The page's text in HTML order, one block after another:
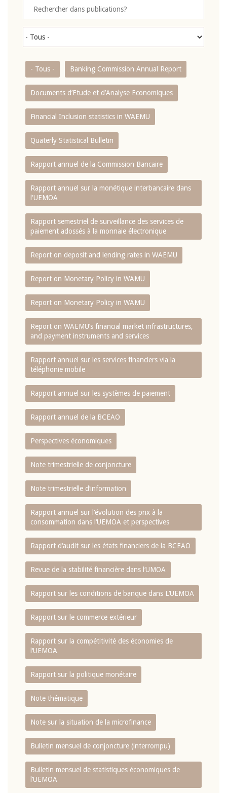
- Tous - Banking Commission Annual Report
Documents d’Etude et d’Analyse Economiques
Financial Inclusion statistics in WAEMU
Quaterly Statistical Bulletin
Rapport annuel de la Commission Bancaire
Rapport annuel sur la monétique interbancaire dans
l'UEMOA
Rapport semestriel de surveillance des services de
paiement adossés à la monnaie électronique
Report on deposit and lending rates in WAEMU
Report on Monetary Policy in WAMU
Report on Monetary Policy in WAMU
Report on WAEMU’s financial market infrastructures,
and payment instruments and services
Rapport annuel sur les services financiers via la
téléphonie mobile
Rapport annuel sur les systèmes de paiement
Rapport annuel de la BCEAO
Perspectives économiques
Note trimestrielle de conjoncture
Note trimestrielle d‘information
Rapport annuel sur l‘évolution des prix à la
consommation dans l‘UEMOA et perspectives
Rapport d‘audit sur les états financiers de la BCEAO
Revue de la stabilité financière dans l‘UMOA
Rapport sur les conditions de banque dans L‘UEMOA
Rapport sur le commerce extérieur
Rapport sur la compétitivité des économies de
l‘UEMOA
Rapport sur la politique monétaire
Note thématique
Note sur la situation de la microfinance
Bulletin mensuel de conjoncture (interrompu)
Bulletin mensuel de statistiques économiques de
l‘UEMOA